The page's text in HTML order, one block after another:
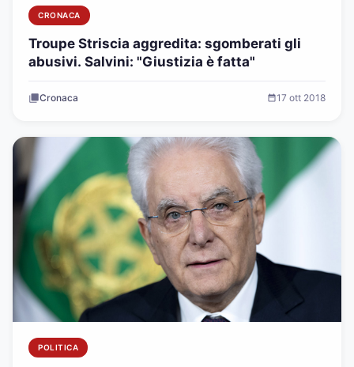
CRONACA
Troupe Striscia aggredita: sgomberati gli
abusivi. Salvini: "Giustizia è fatta"
Cronaca 17 ott 2018
POLITICA